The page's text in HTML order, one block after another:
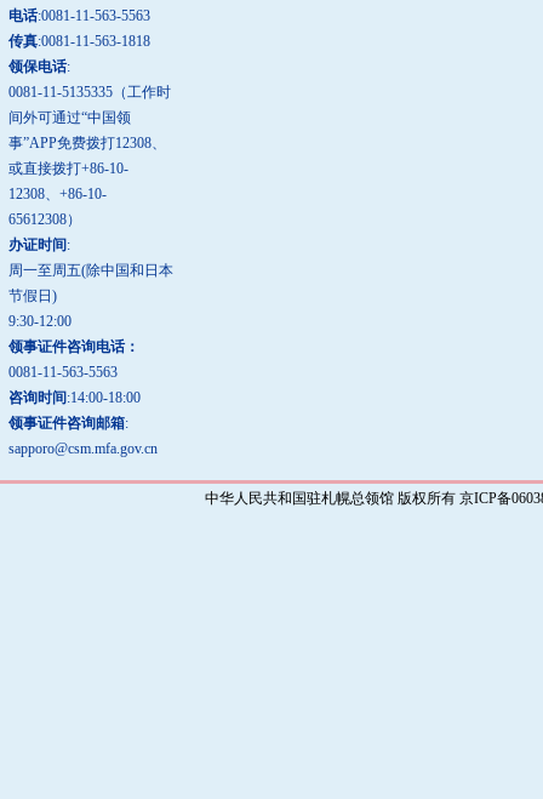
电话:0081-11-563-5563
传真:0081-11-563-1818
领保电话:
0081-11-5135335（工作时
间外可通过“中国领
事”APP免费拨打12308、
或直接拨打+86-10-
12308、+86-10-
65612308）
办证时间 :
周一至周五(除中国和日本
节假日)
9:30-12:00
领事证件咨询电话：
0081-11-563-5563
咨询时间 :14:00-18:00
领事证件咨询邮箱:
sapporo@csm.mfa.gov.cn
中华人民共和国驻札幌总领馆 版权所有 京ICP备